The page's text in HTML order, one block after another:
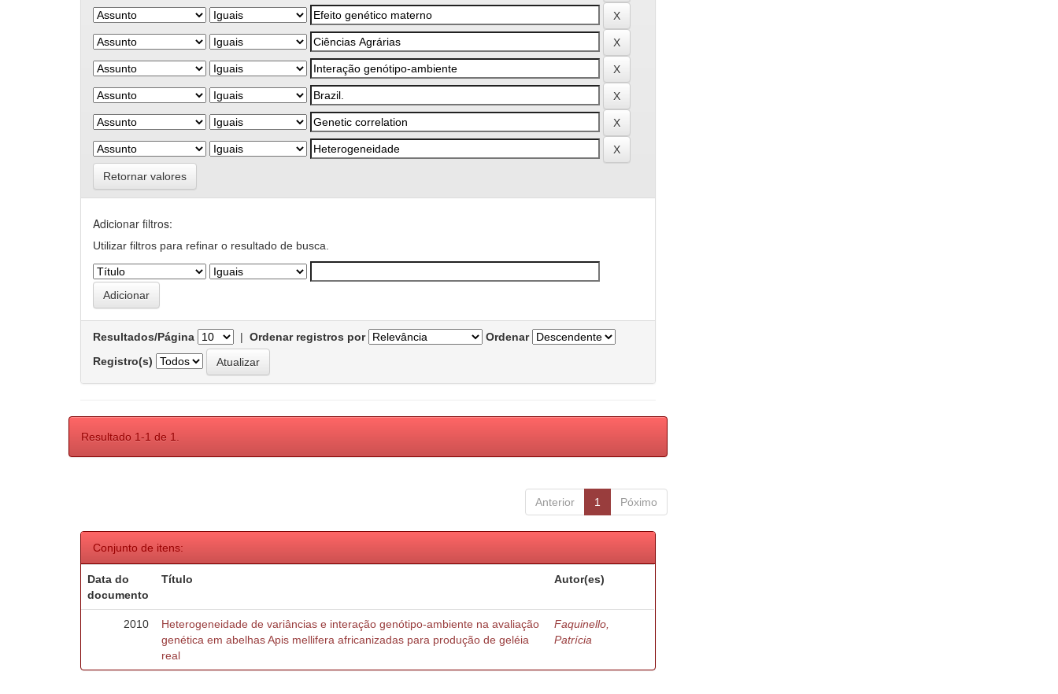
Retornar valores
Adicionar filtros:
Utilizar filtros para refinar o resultado de busca.
Resultados/Página | Ordenar registros por
Ordenar
Registro(s)
Resultado 1-1 de 1.
Anterior 1 Póximo
Conjunto de itens:
Data do
documento
Título Autor(es)
2010
Heterogeneidade de variâncias e interação genótipo-ambiente na avaliação
genética em abelhas Apis mellifera africanizadas para produção de geléia
real
Faquinello,
Patrícia